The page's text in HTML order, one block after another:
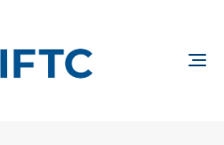
TOGGLE